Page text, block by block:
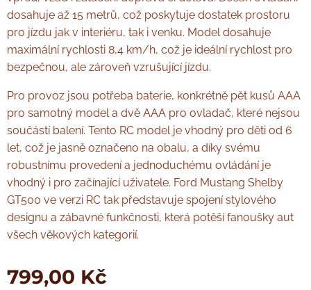
dosahuje až 15 metrů, což poskytuje dostatek prostoru
pro jízdu jak v interiéru, tak i venku. Model dosahuje
maximální rychlosti 8,4 km/h, což je ideální rychlost pro
bezpečnou, ale zároveň vzrušující jízdu.
Pro provoz jsou potřeba baterie, konkrétně pět kusů AAA
pro samotný model a dvě AAA pro ovladač, které nejsou
součástí balení. Tento RC model je vhodný pro děti od 6
let, což je jasně označeno na obalu, a díky svému
robustnímu provedení a jednoduchému ovládání je
vhodný i pro začínající uživatele. Ford Mustang Shelby
GT500 ve verzi RC tak představuje spojení stylového
designu a zábavné funkčnosti, která potěší fanoušky aut
všech věkových kategorií.
799,00 Kč